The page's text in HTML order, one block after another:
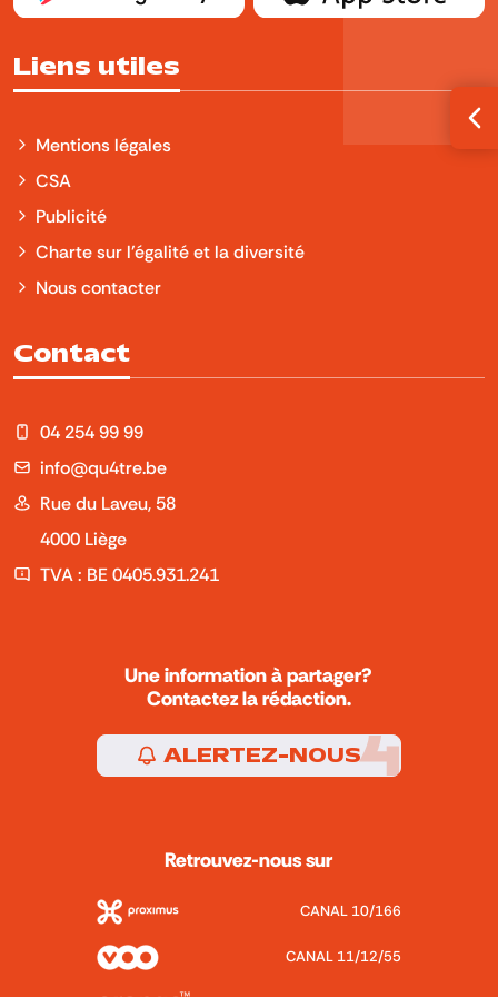
Liens utiles
Mentions légales
CSA
Publicité
Charte sur l'égalité et la diversité
Nous contacter
Contact
04 254 99 99
info@qu4tre.be
Rue du Laveu, 58
4000 Liège
TVA : BE 0405.931.241
Une information à partager?
Contactez la rédaction.
ALERTEZ-NOUS
Retrouvez-nous sur
CANAL 10/166
CANAL 11/12/55